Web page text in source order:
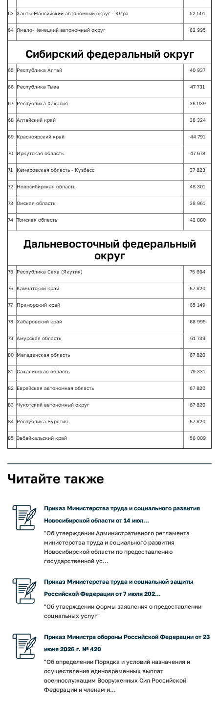
63 Ханты-Мансийский автономный округ - Югра 52 501
64 Ямало-Ненецкий автономный округ 62 995
Сибирский федеральный округ
65 Республика Алтай 40 937
66 Республика Тыва 47 731
67 Республика Хакасия 36 039
68 Алтайский край 38 324
69 Красноярский край 44 791
70 Иркутская область 47 678
71 Кемеровская область - Кузбасс 37 823
72 Новосибирская область 48 301
73 Омская область 38 961
74 Томская область 42 880
Дальневосточный федеральный
округ
75 Республика Саха (Якутия) 75 694
76 Камчатский край 67 820
77 Приморский край 65 149
78 Хабаровский край 68 995
79 Амурская область 61 739
80 Магаданская область 67 820
81 Сахалинская область 79 331
82 Еврейская автономная область 67 820
83 Чукотский автономный округ 67 820
84 Республика Бурятия 67 820
85 Забайкальский край 56 009
Читайте также
Приказ Министерства труда и социального развития
Новосибирской области от 14 июл...
"Об утверждении Административного регламента
министерства труда и социального развития
Новосибирской области по предоставлению
государственной ус...
Приказ Министерства труда и социальной защиты
Российской Федерации от 7 июля 202...
"Об утверждении формы заявления о предоставлении
социальных услуг"
Приказ Министра обороны Российской Федерации от 23
июня 2026 г. № 420
"Об определении Порядка и условий назначения и
осуществления единовременных выплат
военнослужащим Вооруженных Сил Российской
Федерации и членам и...